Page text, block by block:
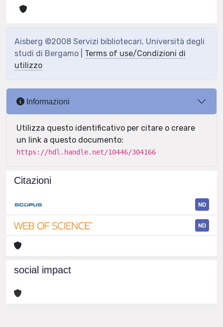
Aisberg ©2008 Servizi bibliotecari, Università degli
studi di Bergamo | Terms of use/Condizioni di
utilizzo
Informazioni
Utilizza questo identificativo per citare o creare
un link a questo documento:
https://hdl.handle.net/10446/304166
Citazioni
ND
ND
social impact